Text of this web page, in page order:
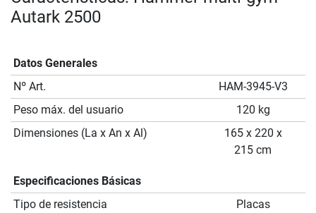
Autark 2500
Datos Generales
Nº Art.
HAM-3945-V3
Peso máx. del usuario
120 kg
Dimensiones (La x An x Al)
165 x 220 x
215 cm
Especificaciones Básicas
Tipo de resistencia
Placas